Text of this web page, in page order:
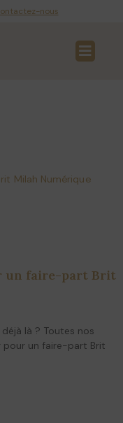
nous
un faire-part Brit
là ? Toutes nos
pour un faire-part Brit